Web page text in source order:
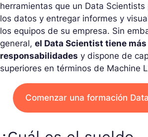
herramientas que un Data Scientists
los datos y entregar informes y
los equipos de su empresa. Sin
general, el Data Scientist tiene más
responsabilidades y dispone de
superiores en términos de Machine
Comenzar una formación